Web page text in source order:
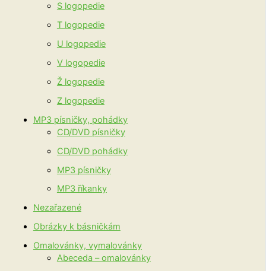
S logopedie
T logopedie
U logopedie
V logopedie
Ž logopedie
Z logopedie
MP3 písničky, pohádky
CD/DVD písničky
CD/DVD pohádky
MP3 písničky
MP3 říkanky
Nezařazené
Obrázky k básničkám
Omalovánky, vymalovánky
Abeceda – omalovánky